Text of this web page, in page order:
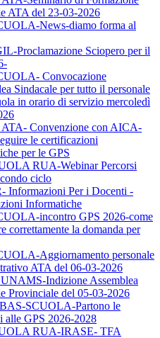
ATA del 23-03-2026
News-diamo forma al
Proclamazione Sciopero per il
Convocazione
Sindacale per tutto il personale
in orario di servizio mercoledì
Convenzione con AICA-
le certificazioni
per le GPS
RUA-Webinar Percorsi
ciclo
Informazioni Per i Docenti -
Informatiche
incontro GPS 2026-come
correttamente la domanda per
Aggiornamento personale
ATA del 06-03-2026
Indizione Assemblea
Provinciale del 05-03-2026
SCUOLA-Partono le
alle GPS 2026-2028
RUA-IRASE- TFA